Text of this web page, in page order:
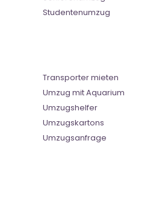
Studentenumzug
Transporter mieten
Umzug mit Aquarium
Umzugshelfer
Umzugskartons
Umzugsanfrage